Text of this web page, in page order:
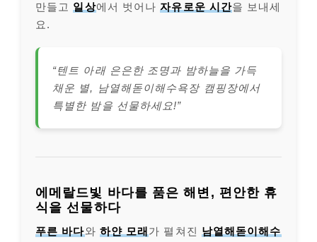
만들고 일상에서 벗어나자유로운 시간을 보내세
요.
“텐트 아래 은은한 조명과 밤하늘을 가득
채운 별, 남열해돋이해수욕장 캠핑장에서
특별한 밤을 선물하세요!”
에메랄드빛 바다를 품은 해변, 편안한 휴
식을 선물하다
푸른 바다와 하얀 모래 가 펼쳐진 남열해돋이해수